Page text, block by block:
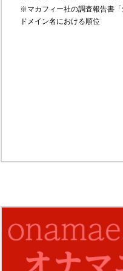
※マカフィー社の調査報告書
ドメイン名における順位